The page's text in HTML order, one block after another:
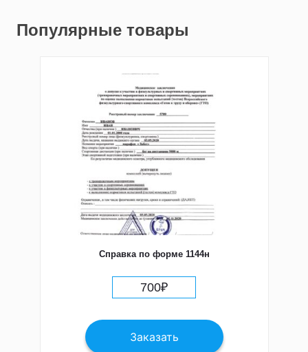
Популярные товары
Справка по форме 1144н
700₽
Заказать